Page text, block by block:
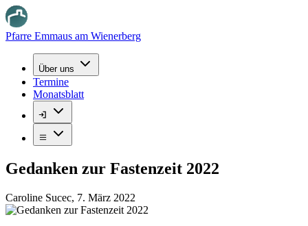
Pfarre Emmaus am Wienerberg
Über uns
Termine
Monatsblatt
Gedanken zur Fastenzeit 2022
Caroline Sucec, 7. März 2022